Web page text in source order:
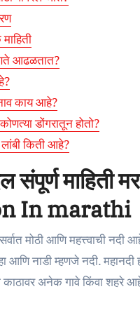
आढळतात?
काय आहे?
डोंगरातून होतो?
किती आहे?
संपूर्ण
In marathi
मोठी आणि महत्त्वाची नदी
नाडी म्हणजे नदी. महानदी
काठावर अनेक गावे किंवा शहरे